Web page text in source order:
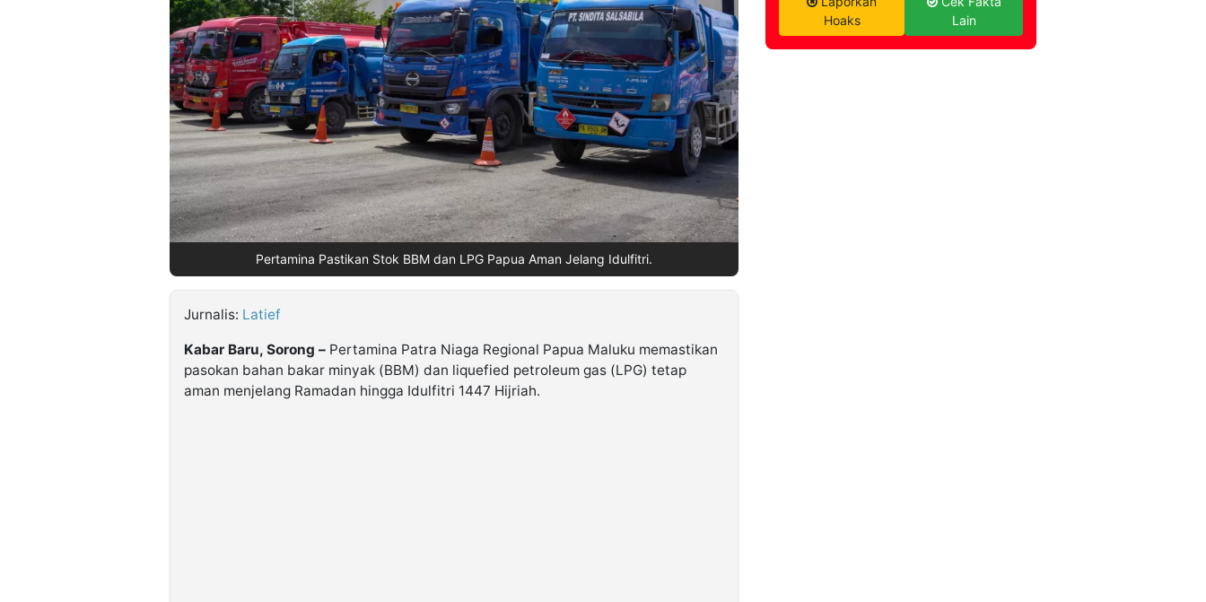
Pertamina Pastikan Stok BBM dan LPG Papua Aman Jelang Idulfitri.
Jurnalis: Latief
Kabar Baru, Sorong – Pertamina Patra Niaga Regional Papua Maluku memastikan
pasokan bahan bakar minyak (BBM) dan liquefied petroleum gas (LPG) tetap
aman menjelang Ramadan hingga Idulfitri 1447 Hijriah.
Hoaks
Lain